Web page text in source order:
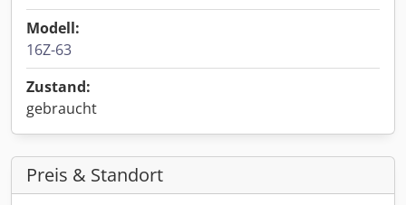
Modell:
16Z-63
Zustand:
gebraucht
Preis & Standort